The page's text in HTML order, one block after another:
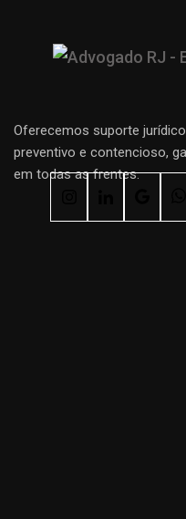
Oferecemos suporte
preventivo e contencioso,
em todas as frentes.